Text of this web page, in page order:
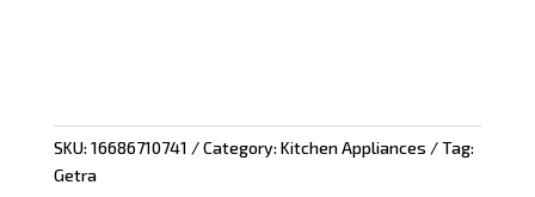
SKU: 16686710741 Category: Kitchen Appliances
Tag:
Getra